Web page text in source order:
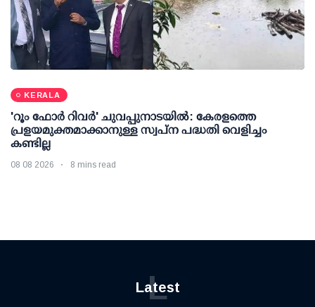
KERALA
'റൂം ഫോര്‍ റിവര്‍' ചുവപ്പുനാടയില്‍: കേരളത്തെ
പ്രളയമുക്തമാക്കാനുള്ള സ്വപ്ന പദ്ധതി വെളിച്ചം
കണ്ടില്ല
08 08 2026 8 mins read
Latest
L